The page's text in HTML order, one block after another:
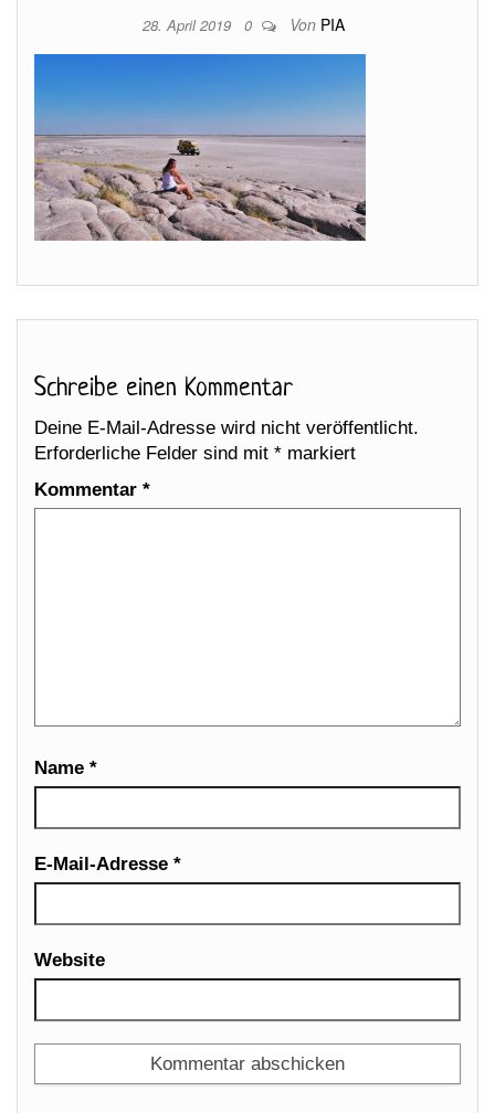
28. April 2019 0 Von PIA
Schreibe einen Kommentar
Deine E-Mail-Adresse wird nicht veröffentlicht.
Erforderliche Felder sind mit * markiert
Kommentar *
Name *
E-Mail-Adresse *
Website